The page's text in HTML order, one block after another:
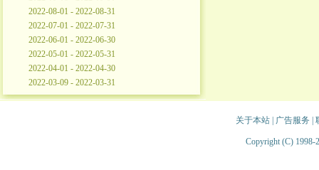
2022-08-01 - 2022-08-31
2022-07-01 - 2022-07-31
2022-06-01 - 2022-06-30
2022-05-01 - 2022-05-31
2022-04-01 - 2022-04-30
2022-03-09 - 2022-03-31
关于本站| 广告服务
Copyright (C) 1998-